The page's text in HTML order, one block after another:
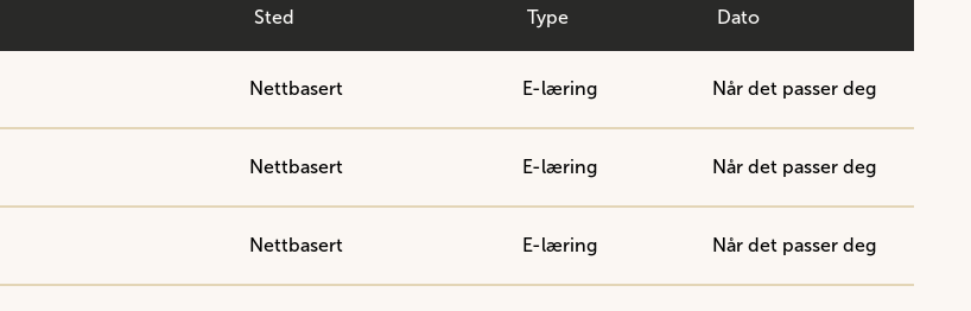
Sted Type Dato
Nettbasert E-læring Når det passer deg
Nettbasert E-læring Når det passer deg
Nettbasert E-læring Når det passer deg